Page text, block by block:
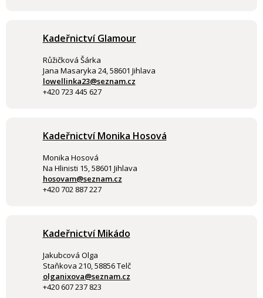
Kadeřnictví Glamour
Růžičková Šárka
Jana Masaryka 24, 58601 Jihlava
lowellinka23@seznam.cz
+420 723 445 627
Kadeřnictví Monika Hosová
Monika Hosová
Na Hlinisti 15, 58601 Jihlava
hosovam@seznam.cz
+420 702 887 227
Kadeřnictví Mikádo
Jakubcová Olga
Staňkova 210, 58856 Telč
olganixova@seznam.cz
+420 607 237 823